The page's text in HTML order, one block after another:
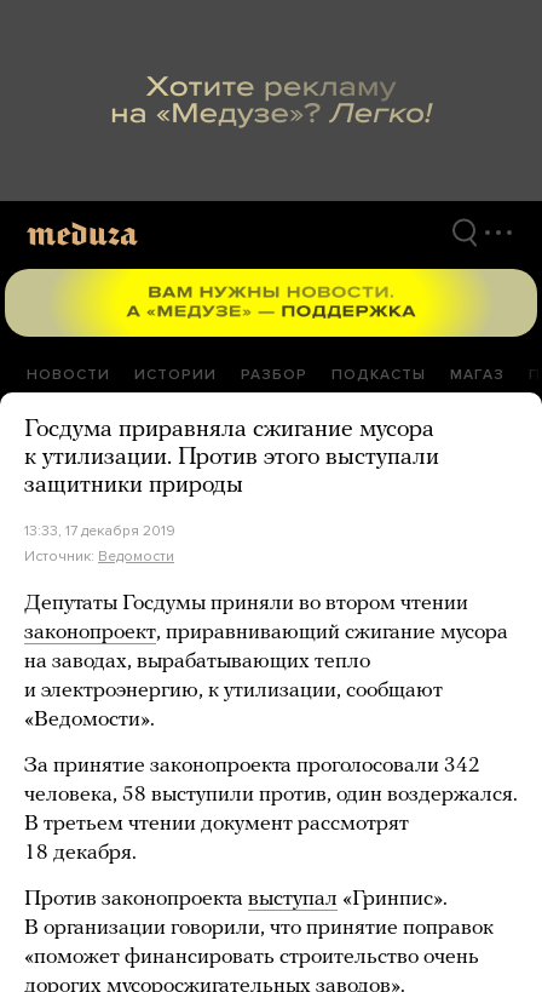
НОВОСТИ ИСТОРИИ РАЗБОР ПОДКАСТЫ МАГАЗ
Госдума приравняла сжигание мусора
к утилизации. Против этого выступали
защитники природы
13:33, 17 декабря 2019
Источник: Ведомости
Депутаты Госдумы приняли во втором чтении
законопроект, приравнивающий сжигание мусора
на заводах, вырабатывающих тепло
и электроэнергию, к утилизации, сообщают
«Ведомости».
За принятие законопроекта проголосовали 342
человека, 58 выступили против, один воздержался.
В третьем чтении документ рассмотрят
18 декабря.
Против законопроекта выступал «Гринпис».
В организации говорили, что принятие поправок
«поможет финансировать строительство очень
дорогих мусоросжигательных заводов».